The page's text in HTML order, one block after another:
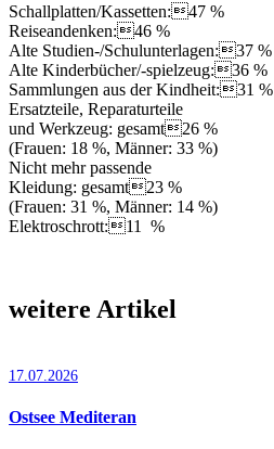
Schallplatten/Kassetten:47 %
Reiseandenken:46 %
Alte Studien-/Schulunterlagen:37 %
Alte Kinderbücher/-spielzeug:36 %
Sammlungen aus der Kindheit:31 %
Ersatzteile, Reparaturteile
und Werkzeug: gesamt26 %
(Frauen: 18 %, Männer: 33 %)
Nicht mehr passende
Kleidung: gesamt23 %
(Frauen: 31 %, Männer: 14 %)
Elektroschrott:11 %
weitere Artikel
17.07.2026
Ostsee Mediteran